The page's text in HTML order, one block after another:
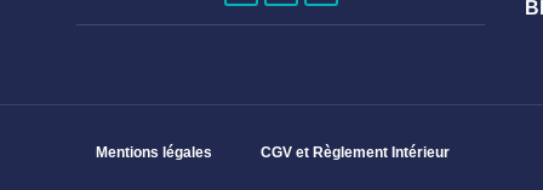
Mentions légales CGV et Règlement Intérieur